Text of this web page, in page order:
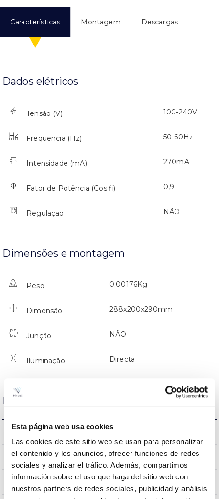
Esta página web usa cookies
Las cookies de este sitio web se usan para personalizar
el contenido y los anuncios, ofrecer funciones de redes
sociales y analizar el tráfico. Además, compartimos
información sobre el uso que haga del sitio web con
nuestros partners de redes sociales, publicidad y análisis
Características Montagem Descargas
Dados elétricos
Tensão (V) 100-240V
Frequência (Hz) 50-60Hz
Intensidade (mA) 270mA
Fator de Potência (Cos fi) 0,9
Regulaçao NÃO
Dimensões e montagem
Peso 0.00176Kg
Dimensão 288x200x290mm
Junção NÃO
Iluminação Directa
Dados ópticos
Temperatura de cor
CRI Índice de repr. cromática 70
120